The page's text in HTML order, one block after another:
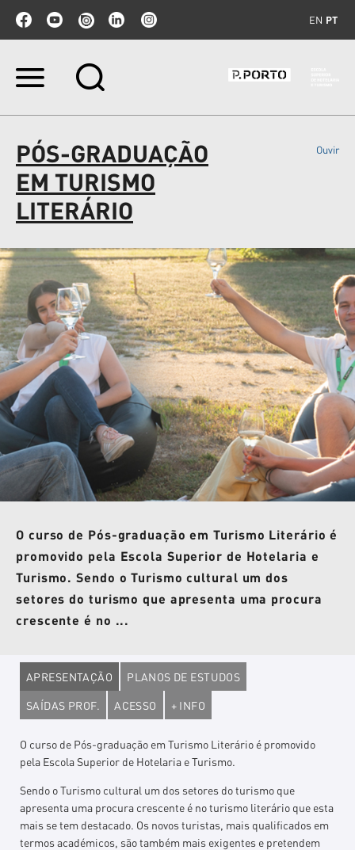
EN PT
Ir
Ir
para
a
navegação
PÓS-GRADUAÇÃO
EM TURISMO
LITERÁRIO
Ouvir
O curso de Pós-graduação em Turismo Literário é
promovido pela Escola Superior de Hotelaria e
Turismo. Sendo o Turismo cultural um dos
setores do turismo que apresenta uma procura
crescente é no ...
APRESENTAÇÃO
PLANOS DE ESTUDOS
SAÍDAS PROF.
ACESSO + INFO
O curso de Pós-graduação em Turismo Literário é promovido
pela Escola Superior de Hotelaria e Turismo.
Sendo o Turismo cultural um dos setores do turismo que
apresenta uma procura crescente é no turismo literário que esta
mais se tem destacado. Os novos turistas, mais qualificados em
termos académicos, são também mais exigentes e pretendem